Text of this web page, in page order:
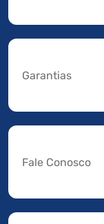
Garantias
Fale Conosco